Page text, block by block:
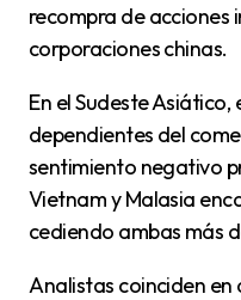
recompra de acciones
corporaciones chinas.
En el Sudeste Asiático, economías altamente
dependientes del
sentimiento negativo
Vietnam y Malasia
cediendo ambas más
Analistas coinciden en que el temor a una recesión